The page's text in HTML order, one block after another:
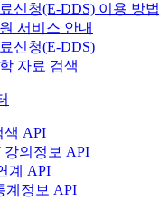
신청(E-DDS) 이용 방법
서비스 안내
신청(E-DDS)
자료 검색
색 API
강의정보 API
계 API
계정보 API